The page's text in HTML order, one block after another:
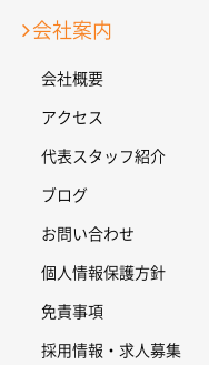
会社案内
会社概要
アクセス
代表スタッフ紹介
ブログ
お問い合わせ
個人情報保護方針
免責事項
採用情報・求人募集